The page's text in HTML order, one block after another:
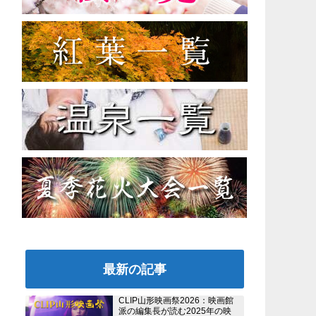
最新の記事
CLIP山形映画祭2026：映画館
派の編集長が読む2025年の映